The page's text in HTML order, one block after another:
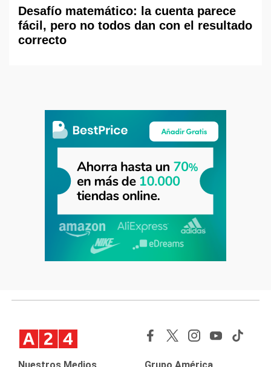
Desafío matemático: la cuenta parece
fácil, pero no todos dan con el resultado
correcto